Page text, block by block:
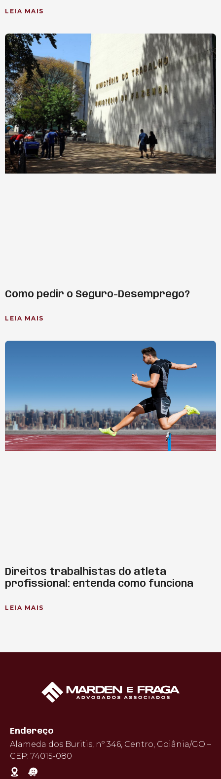
LEIA MAIS
Como pedir o Seguro-Desemprego?
LEIA MAIS
Direitos trabalhistas do atleta
profissional: entenda como funciona
LEIA MAIS
Endereço
Alameda dos Buritis, nº 346, Centro, Goiânia/GO –
CEP: 74015-080